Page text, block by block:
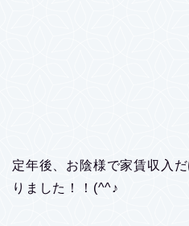
定年後、お陰様で家賃収入
りました！！(^^♪